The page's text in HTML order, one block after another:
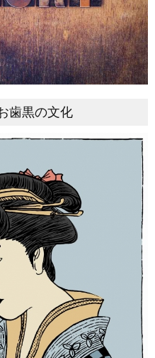
歯黒の文化